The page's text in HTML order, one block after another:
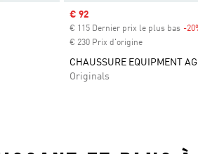
Prix soldé
€ 92
€ 115 Dernier prix le plus bas -
€ 230 Prix d'origine
CHAUSSURE EQUIPMENT
Originals